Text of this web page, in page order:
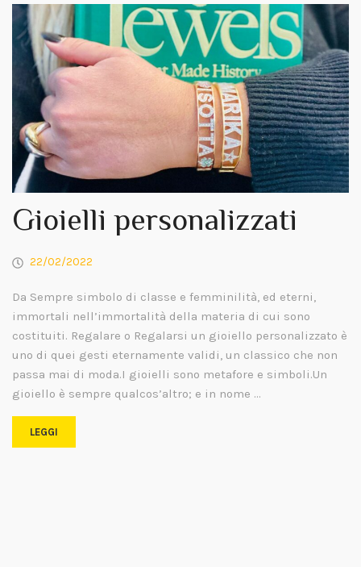
Gioielli personalizzati
22/02/2022
Da Sempre simbolo di classe e femminilità, ed eterni,
immortali nell’immortalità della materia di cui sono
costituiti. Regalare o Regalarsi un gioiello personalizzato è
uno di quei gesti eternamente validi, un classico che non
passa mai di moda.I gioielli sono metafore e simboli.Un
gioiello è sempre qualcos’altro; e in nome …
LEGGI